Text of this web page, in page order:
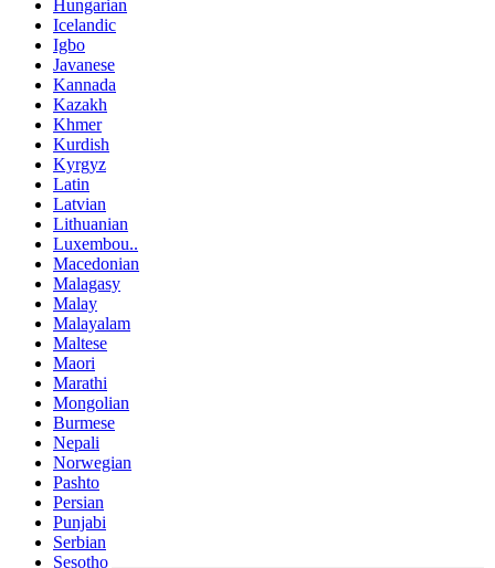
Hungarian
Icelandic
Igbo
Javanese
Kannada
Kazakh
Khmer
Kurdish
Kyrgyz
Latin
Latvian
Lithuanian
Luxembou..
Macedonian
Malagasy
Malay
Malayalam
Maltese
Maori
Marathi
Mongolian
Burmese
Nepali
Norwegian
Pashto
Persian
Punjabi
Serbian
Sesotho